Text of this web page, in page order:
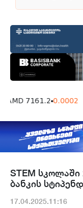
AMD 7161.2 0.0002
STEM
ბანკის
17.04.2025.11:16